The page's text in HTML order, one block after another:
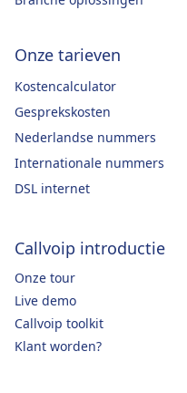
Onze tarieven
Kostencalculator
Gesprekskosten
Nederlandse nummers
Internationale nummers
DSL internet
Callvoip introductie
Onze tour
Live demo
Callvoip toolkit
Klant worden?